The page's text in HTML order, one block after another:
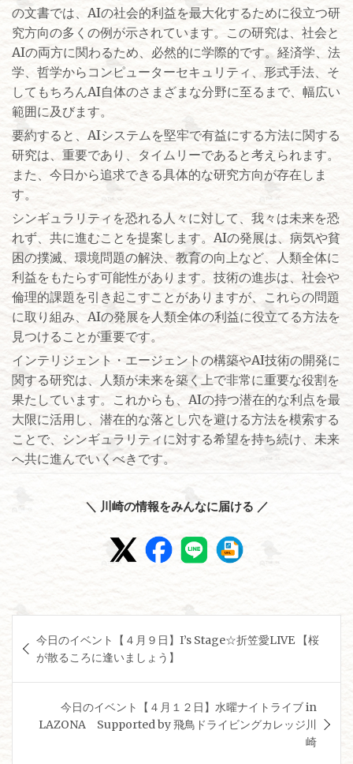
の文書では、AIの社会的利益を最大化するために役立つ研
究方向の多くの例が示されています。この研究は、社会と
AIの両方に関わるため、必然的に学際的です。経済学、法
学、哲学からコンピューターセキュリティ、形式手法、そ
してもちろんAI自体のさまざまな分野に至るまで、幅広い
範囲に及びます。
要約すると、AIシステムを堅牢で有益にする方法に関する
研究は、重要であり、タイムリーであると考えられます。
また、今日から追求できる具体的な研究方向が存在しま
す。
シンギュラリティを恐れる人々に対して、我々は未来を恐
れず、共に進むことを提案します。AIの発展は、病気や貧
困の撲滅、環境問題の解決、教育の向上など、人類全体に
利益をもたらす可能性があります。技術の進歩は、社会や
倫理的課題を引き起こすことがありますが、これらの問題
に取り組み、AIの発展を人類全体の利益に役立てる方法を
見つけることが重要です。
インテリジェント・エージェントの構築やAI技術の開発に
関する研究は、人類が未来を築く上で非常に重要な役割を
果たしています。これからも、AIの持つ潜在的な利点を最
大限に活用し、潜在的な落とし穴を避ける方法を模索する
ことで、シンギュラリティに対する希望を持ち続け、未来
へ共に進んでいくべきです。
＼ 川崎の情報をみんなに届ける ／
稿
ナ
今日のイベント【４月９日】I’s Stage☆折笠愛LIVE 【桜
が散るころに逢いましょう】
今日のイベント【４月１２日】水曜ナイトライブ in
LAZONA Supported by 飛鳥ドライビングカレッジ川
崎